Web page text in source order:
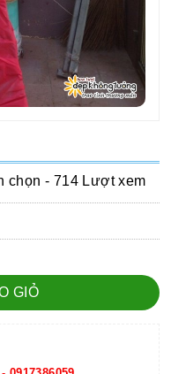
chọn - 714 Lượt xem
GIỎ